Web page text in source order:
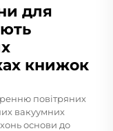
для
книжок
повітряних
вакуумних
основи до